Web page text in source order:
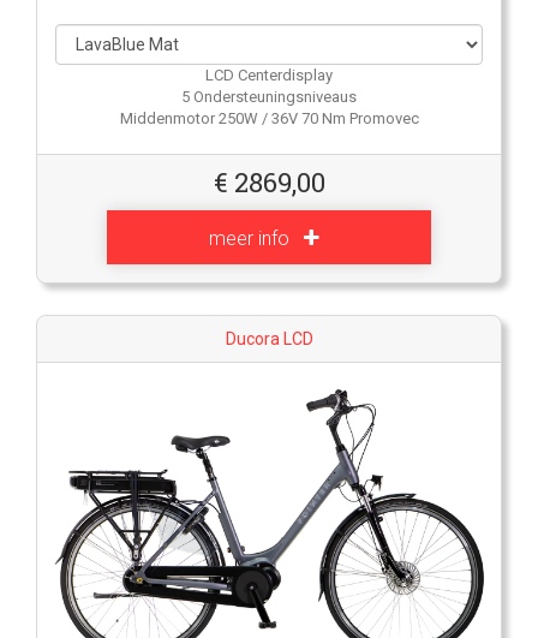
LCD Centerdisplay
5 Ondersteuningsniveaus
Middenmotor 250W / 36V 70 Nm Promovec
€ 2869,00
meer info
Ducora LCD